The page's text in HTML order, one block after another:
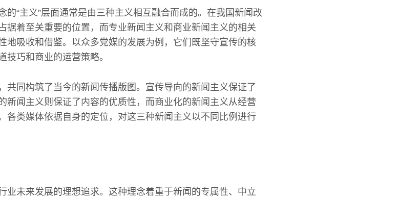
的“主义”层面通常是由三种主义相互融合而成的。在我国新闻改
据着至关重要的位置，而专业新闻主义和商业新闻主义的相关
地吸收和借鉴。以众多党媒的发展为例，它们既坚守宣传的核
技巧和商业的运营策略。
共同构筑了当今的新闻传播版图。宣传导向的新闻主义保证了
新闻主义则保证了内容的优质性，而商业化的新闻主义从经营
各类媒体依据自身的定位，对这三种新闻主义以不同比例进行
业未来发展的理想追求。这种理念着重于新闻的专属性、中立